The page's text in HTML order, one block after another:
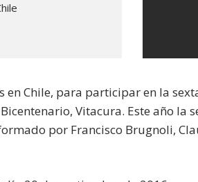
Chile, para participar en la
Vitacura. Este año la
por Francisco Brugnoli,